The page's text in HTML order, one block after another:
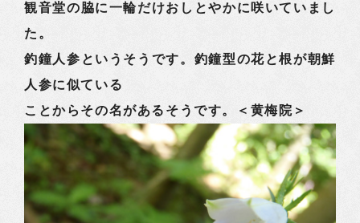
観音堂の脇に一輪だけおしとやかに咲いていまし
た。
釣鐘人参というそうです。釣鐘型の花と根が朝鮮
人参に似ている
ことからその名があるそうです。＜黄梅院＞